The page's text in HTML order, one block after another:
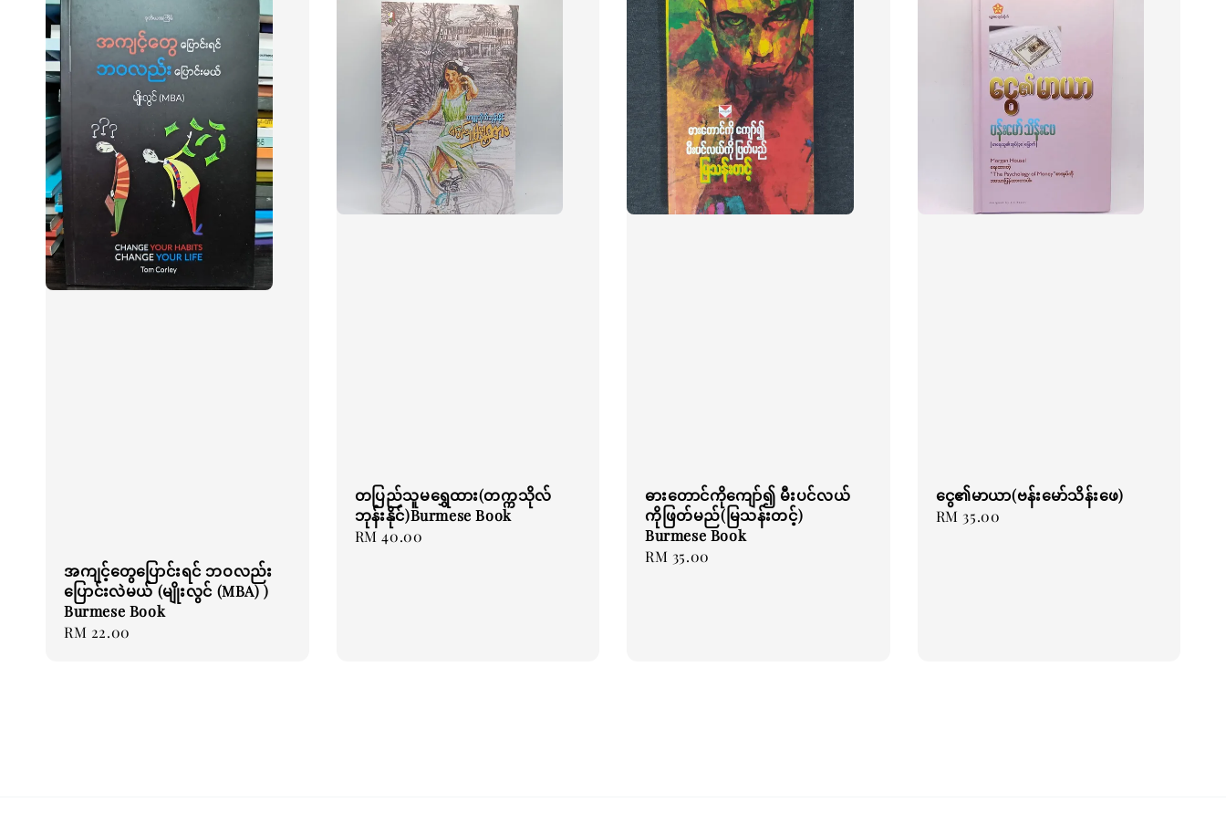
အကျင့်တွေပြောင်းရင် ဘဝလည်း
ပြောင်းလဲမယ် (မျိုးလွင် (MBA) )
Burmese Book
Regular
RM 22.00
တပြည်သူမရွှေထား(တက္ကသိုလ်
ဘုန်းနိုင်)Burmese Book
Regular
RM 40.00
ဓားတောင်ကိုကျော်၍ မီးပင်လယ်
ကိုဖြတ်မည်(မြသန်းတင့်)
Burmese Book
Regular
RM 35.00
ငွေ၏မာယာ(ဗန်းမော်သိန်းဖေ)
Regular
RM 35.00